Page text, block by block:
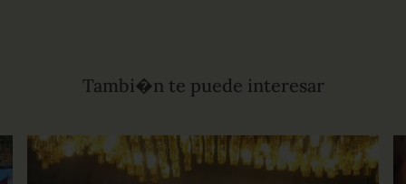
Tambi�n te puede interesar